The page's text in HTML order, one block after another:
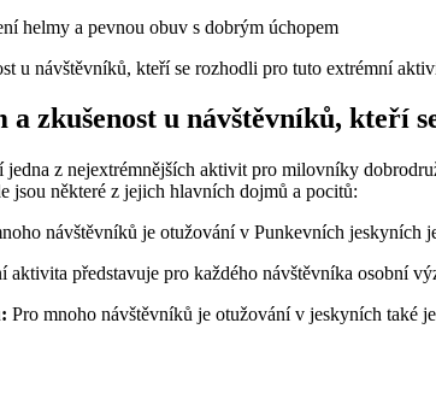
helmy a pevnou obuv s dobrým úchopem
a zkušenost u návštěvníků, kteří
z nejextrémnějších aktivit pro milovníky
jsou některé z jejich hlavních dojmů a pocitů:
návštěvníků je otužování v Punkevních jeskyních
aktivita představuje pro každého návštěvníka osobní
Pro mnoho návštěvníků je otužování v jeskyních také